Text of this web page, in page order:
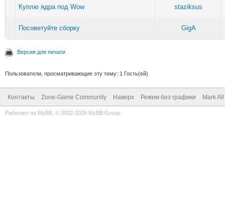
Куплю ядра под Wow staziksus
Посоветуйте сборку GigA
Версия для печати
Пользователи, просматривающие эту тему: 1 Гость(ей)
Контакты Zone-Game Community Наверх Режим без графики Mark
Работает на MyBB , © 2002-2026 MyBB Group